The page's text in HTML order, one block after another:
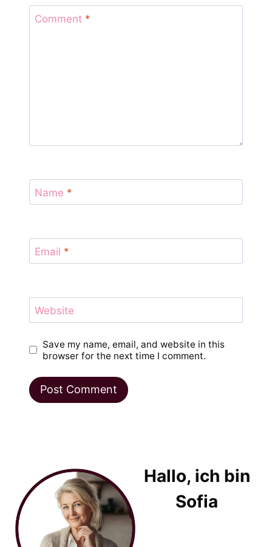
Comment *
Name *
Email *
Website
Save my name, email, and website in this
browser for the next time I comment.
Hallo, ich bin
Sofia